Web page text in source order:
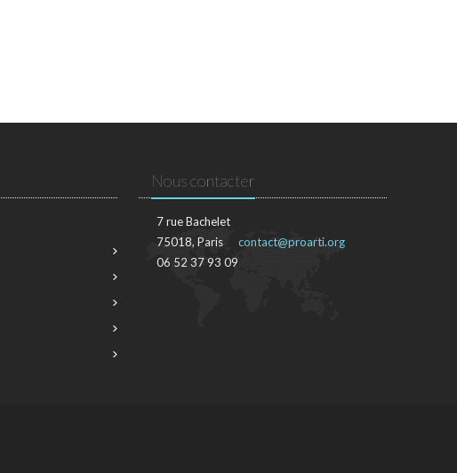
Nous contacter
7 rue Bachelet
75018, Paris
06 52 37 93 09
contact@proarti.org